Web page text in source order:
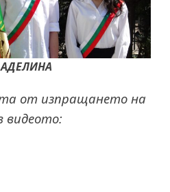
от изпращането на
видеото: